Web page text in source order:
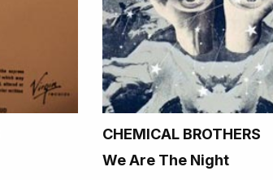
CHEMICAL BROTHERS
We Are The Night